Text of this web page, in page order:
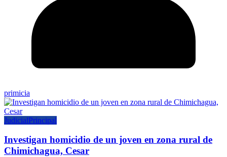
primicia
JudicialPrincipal
Investigan homicidio de un joven en zona rural de
Chimichagua, Cesar